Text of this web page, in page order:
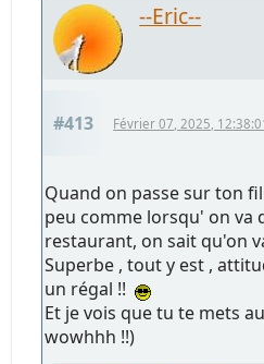
--Eric--
#413 Février 07, 2025,
Quand on passe sur ton
peu comme lorsqu' on va
restaurant, on sait qu'on
Superbe , tout y est ,
un régal !!
Et je vois que tu te mets
wowhhh !!)